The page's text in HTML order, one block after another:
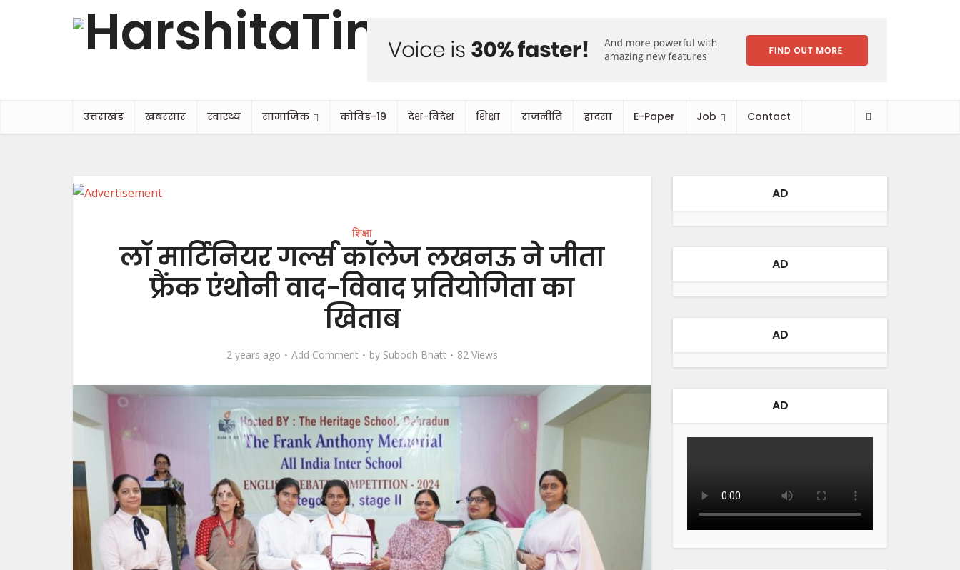
उत्तराखंड ख़बरसार स्वास्थ्य सामाजिक कोविड-19 देश-विदेश शिक्षा राजनीति हादसा E-Paper Job Contact
शिक्षा
लॉ मार्टिनियर गर्ल्स कॉलेज लखनऊ ने जीता
फ्रैंक एंथोनी वाद-विवाद प्रतियोगिता का
खिताब
2 years ago Add Comment by Subodh Bhatt 82 Views
AD
AD
AD
AD